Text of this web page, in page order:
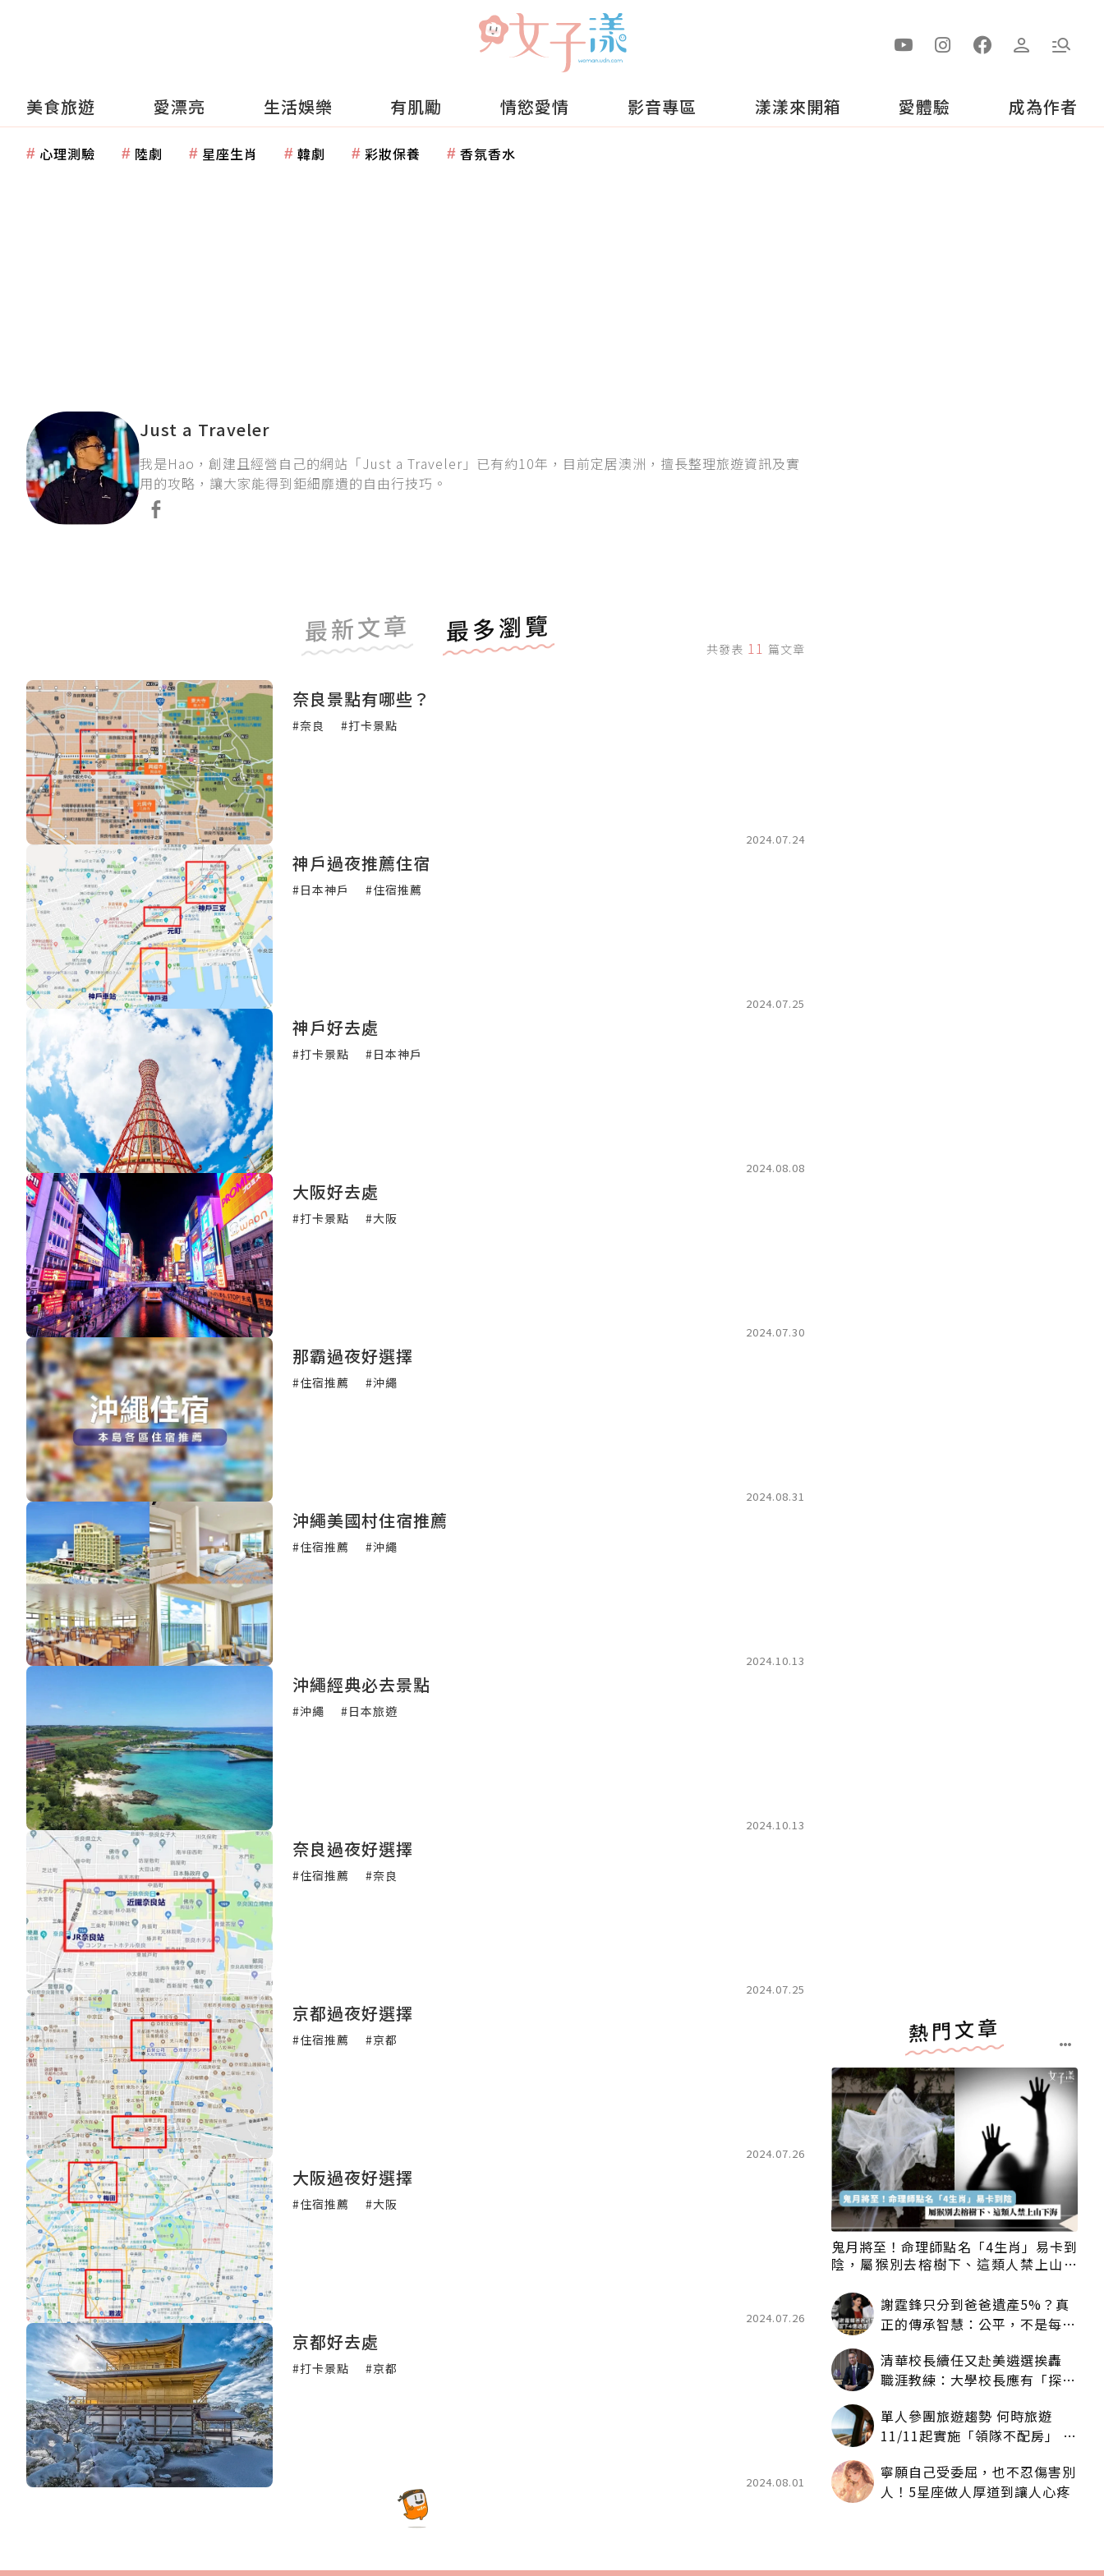
美食旅遊 愛漂亮 生活娛樂 有肌勵 情慾愛情 影音專區 漾漾來開箱 愛體驗 成為作者
心理測驗 陸劇 星座生肖 韓劇 彩妝保養 香氛香水
Just a Traveler
我是Hao，創建且經營自己的網站「Just a Traveler」已有約10年，目前定居澳洲，擅長整理旅遊資訊及實
用的攻略，讓大家能得到鉅細靡遺的自由行技巧。
最新文章 最多瀏覽
共發表 11 篇文章
奈良景點有哪些？
#奈良 #打卡景點
2024.07.24
神戶過夜推薦住宿
#日本神戶 #住宿推薦
2024.07.25
神戶好去處
#打卡景點 #日本神戶
2024.08.08
大阪好去處
#打卡景點 #大阪
2024.07.30
那霸過夜好選擇
#住宿推薦 #沖繩
2024.08.31
沖繩美國村住宿推薦
#住宿推薦 #沖繩
2024.10.13
沖繩經典必去景點
#沖繩 #日本旅遊
2024.10.13
奈良過夜好選擇
#住宿推薦 #奈良
2024.07.25
京都過夜好選擇
#住宿推薦 #京都
2024.07.26
大阪過夜好選擇
#住宿推薦 #大阪
2024.07.26
京都好去處
#打卡景點 #京都
2024.08.01
熱門文章
鬼月將至！命理師點名「4生肖」易卡到
陰，屬猴別去榕樹下、這類人禁上山下
謝霆鋒只分到爸爸遺產5%？真
正的傳承智慧：公平，不是每個
清華校長續任又赴美遴選挨轟
職涯教練：大學校長應有「探
單人參團旅遊趨勢 何時旅遊
11/11起實施「領隊不配房」 落
寧願自己受委屈，也不忍傷害別
人！5星座做人厚道到讓人心疼